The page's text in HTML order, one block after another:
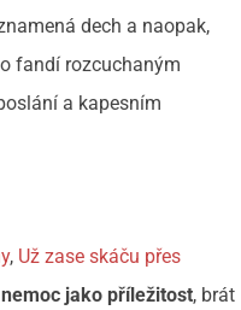
dech a naopak,
fandí rozcuchaným
a kapesním
, Už zase skáču přes
jako příležitost, brát